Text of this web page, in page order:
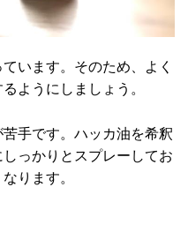
います。そのため、よく
ようにしましょう。
手です。ハッカ油を希釈
っかりとスプレーしてお
ります。